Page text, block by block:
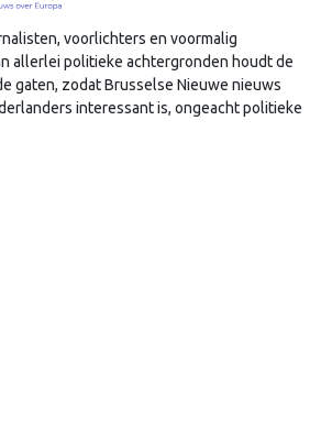
dat komt vooral omdat …
voorlichters en voormalig
allerlei politieke achtergronden houdt de
gaten, zodat Brusselse Nieuwe nieuws
interessant is, ongeacht politieke